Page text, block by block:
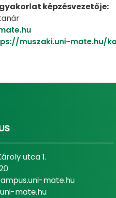
képzésvezetője:
muszaki.uni-mate.hu/
utca 1.
mate.hu
mate.hu